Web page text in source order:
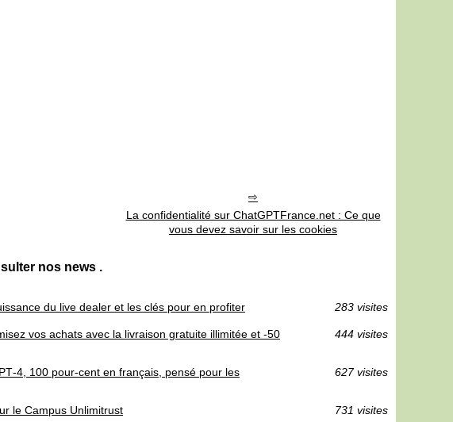
La confidentialité sur ChatGPTFrance.net : Ce que
vous devez savoir sur les cookies
nos news .
du live dealer et les clés pour en profiter 283 visites
vos achats avec la livraison gratuite illimitée et -50
444 visites
100 pour-cent en français, pensé pour les
627 visites
le Campus Unlimitrust 731 visites